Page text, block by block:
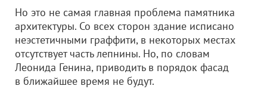
Но это не самая главная проблема памятника
архитектуры. Со всех сторон здание исписано
неэстетичными граффити, в некоторых местах
отсутствует часть лепнины. Но, по словам
Леонида Генина, приводить в порядок фасад
в ближайшее время не будут.